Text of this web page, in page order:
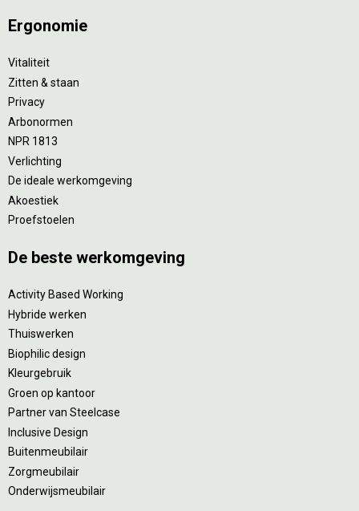
Ergonomie
Vitaliteit
Zitten & staan
Privacy
Arbonormen
NPR 1813
Verlichting
De ideale werkomgeving
Akoestiek
Proefstoelen
De beste werkomgeving
Activity Based Working
Hybride werken
Thuiswerken
Biophilic design
Kleurgebruik
Groen op kantoor
Partner van Steelcase
Inclusive Design
Buitenmeubilair
Zorgmeubilair
Onderwijsmeubilair